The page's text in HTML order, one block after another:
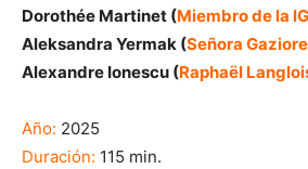
Dorothée Martinet (Miembro de la
Aleksandra Yermak (Señora
Alexandre Ionescu (Raphaël
Año: 2025
Duración: 115 min.